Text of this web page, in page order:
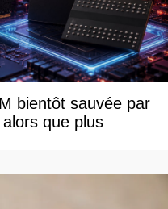
bientôt sauvée par
que plus